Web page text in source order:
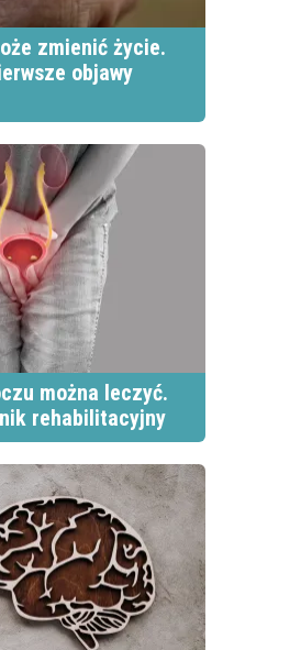
zmienić życie.
objawy
można leczyć.
rehabilitacyjny